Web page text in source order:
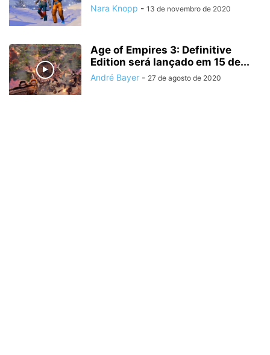
Nara Knopp - 13 de novembro de 2020
Age of Empires 3: Definitive
Edition será lançado em 15 de...
André Bayer - 27 de agosto de 2020